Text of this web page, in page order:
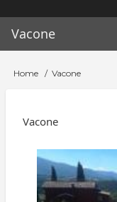
Main
navigation
Vacone
Briciole
Home Vacone
Vacone